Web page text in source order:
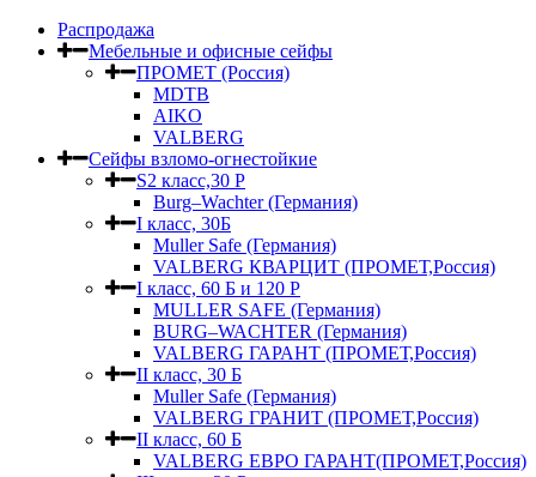
Распродажа
Мебельные и офисные сейфы
ПРОМЕТ (Россия)
MDTB
AIKO
VALBERG
Сейфы взломо-огнестойкие
S2 класс,30 Р
Burg–Wachter (Германия)
I класс, 30Б
Muller Safe (Германия)
VALBERG КВАРЦИТ (ПРОМЕТ,Россия)
I класс, 60 Б и 120 Р
MULLER SAFE (Германия)
BURG–WACHTER (Германия)
VALBERG ГАРАНТ (ПРОМЕТ,Россия)
II класс, 30 Б
Muller Safe (Германия)
VALBERG ГРАНИТ (ПРОМЕТ,Россия)
II класс, 60 Б
VALBERG ЕВРО ГАРАНТ(ПРОМЕТ,Россия)